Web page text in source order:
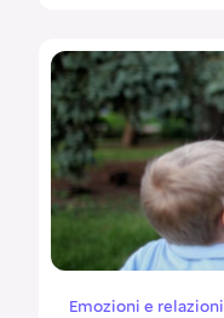
Emozioni e relazioni